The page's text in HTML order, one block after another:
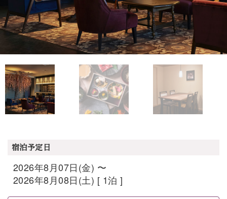
宿泊予定日
2026年8月07日(金) 〜
2026年8月08日(土) [ 1泊 ]